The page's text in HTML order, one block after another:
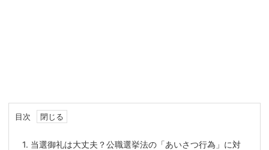
目次
1. 当選御礼は大丈夫？公職選挙法の「あいさつ行為」に対